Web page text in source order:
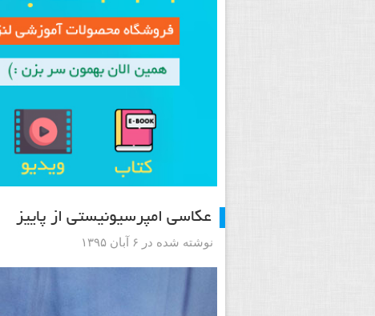
عکاسی امپرسیونیستی از پاییز
نوشته شده در ۶ آبان ۱۳۹۵